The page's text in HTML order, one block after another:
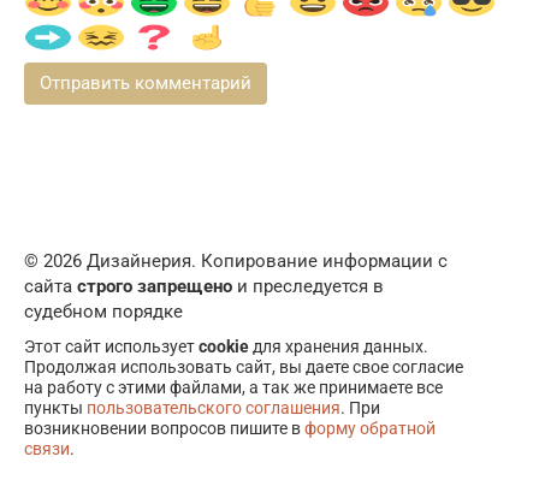
© 2026 Дизайнерия. Копирование информации с
сайта строго запрещено и преследуется в
судебном порядке
Этот сайт используетcookieдля хранения данных.
Продолжая использовать сайт, вы даете свое согласие
на работу с этими файлами, а так же принимаете все
пункты пользовательского соглашения. При
возникновении вопросов пишите вформу обратной
связи.